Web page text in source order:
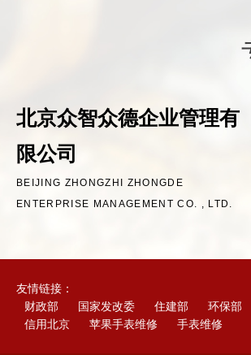
北京众智众德企业管理有
限公司
BEIJING ZHONGZHI ZHONGDE
ENTERPRISE MANAGEMENT CO. , LTD.
友情链接：
财政部
国家发改委 住建部 环保部
信用北京
苹果手表维修 手表维修